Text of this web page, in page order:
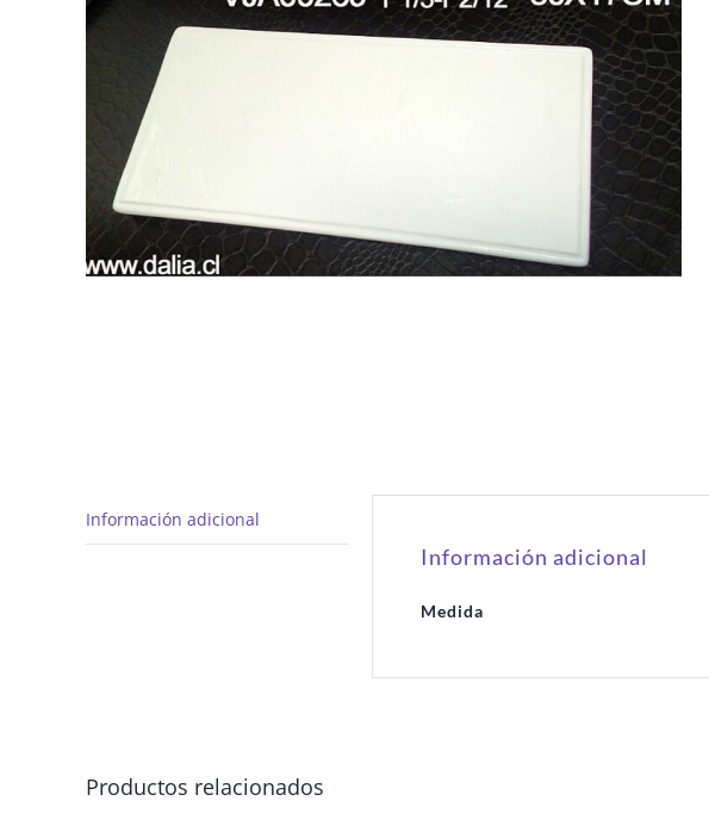
Información adicional
Información adicional
Medida
Productos relacionados